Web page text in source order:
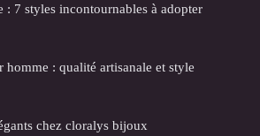
: 7 styles incontournables à adopter
homme : qualité artisanale et style
chez cloralys bijoux